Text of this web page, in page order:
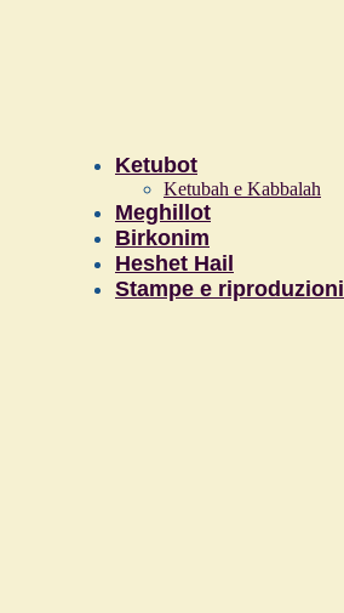
Ketubot
Ketubah e Kabbalah
Meghillot
Birkonim
Heshet Hail
Stampe e riproduzioni